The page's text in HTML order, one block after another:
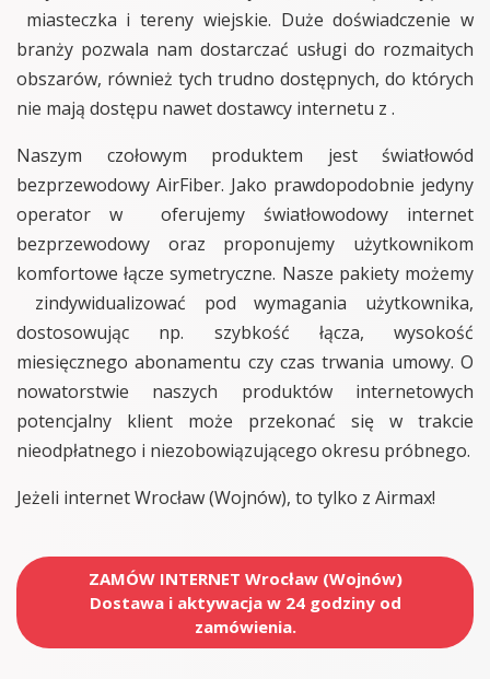
miasteczka i tereny wiejskie. Duże doświadczenie w
branży pozwala nam dostarczać usługi do rozmaitych
obszarów, również tych trudno dostępnych, do których
nie mają dostępu nawet dostawcy internetu z .
Naszym czołowym produktem jest światłowód
bezprzewodowy AirFiber. Jako prawdopodobnie jedyny
operator w oferujemy światłowodowy internet
bezprzewodowy oraz proponujemy użytkownikom
komfortowe łącze symetryczne. Nasze pakiety możemy
zindywidualizować pod wymagania użytkownika,
dostosowując np. szybkość łącza, wysokość
miesięcznego abonamentu czy czas trwania umowy. O
nowatorstwie naszych produktów internetowych
potencjalny klient może przekonać się w trakcie
nieodpłatnego i niezobowiązującego okresu próbnego.
Jeżeli internet Wrocław (Wojnów), to tylko z Airmax!
ZAMÓW INTERNET Wrocław (Wojnów)
Dostawa i aktywacja w 24 godziny od
zamówienia.